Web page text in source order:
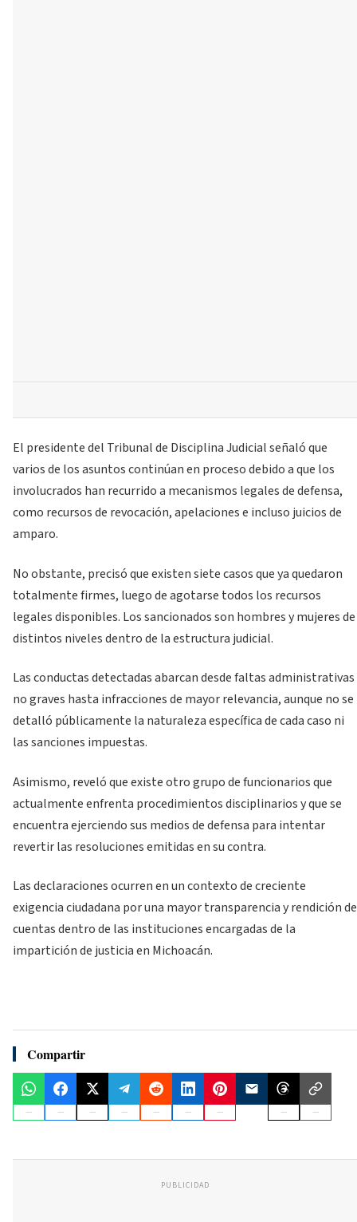
El presidente del Tribunal de Disciplina Judicial señaló que
varios de los asuntos continúan en proceso debido a que los
involucrados han recurrido a mecanismos legales de defensa,
como recursos de revocación, apelaciones e incluso juicios de
amparo.
No obstante, precisó que existen siete casos que ya quedaron
totalmente firmes, luego de agotarse todos los recursos
legales disponibles. Los sancionados son hombres y mujeres de
distintos niveles dentro de la estructura judicial.
Las conductas detectadas abarcan desde faltas administrativas
no graves hasta infracciones de mayor relevancia, aunque no se
detalló públicamente la naturaleza específica de cada caso ni
las sanciones impuestas.
Asimismo, reveló que existe otro grupo de funcionarios que
actualmente enfrenta procedimientos disciplinarios y que se
encuentra ejerciendo sus medios de defensa para intentar
revertir las resoluciones emitidas en su contra.
Las declaraciones ocurren en un contexto de creciente
exigencia ciudadana por una mayor transparencia y rendición de
cuentas dentro de las instituciones encargadas de la
impartición de justicia en Michoacán.
Compartir
PUBLICIDAD